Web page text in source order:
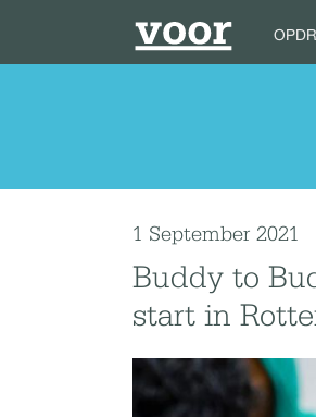
1 September 2021
Buddy to
start in